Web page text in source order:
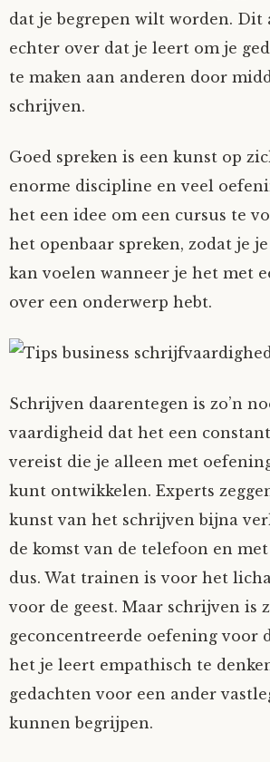
dat je begrepen wilt worden. Dit
echter over dat je leert om je
te maken aan anderen door
schrijven.
Goed spreken is een kunst op
enorme discipline en veel
het een idee om een cursus te
het openbaar spreken, zodat je
kan voelen wanneer je het met
over een onderwerp hebt.
Schrijven daarentegen is zo’n
vaardigheid dat het een
vereist die je alleen met
kunt ontwikkelen. Experts
kunst van het schrijven bijna
de komst van de telefoon en
dus. Wat trainen is voor het
voor de geest. Maar schrijven is
geconcentreerde oefening voor
het je leert empathisch te
gedachten voor een ander
kunnen begrijpen.